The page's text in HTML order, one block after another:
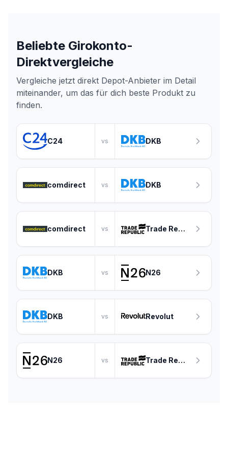
Beliebte Girokonto-
Direktvergleiche
Vergleiche jetzt direkt Depot-Anbieter im Detail
miteinander, um das für dich beste Produkt zu
finden.
C24 vs DKB
comdirect vs DKB
comdirect vs Trade Republic
DKB vs N26
DKB vs Revolut
N26 vs Trade Republic